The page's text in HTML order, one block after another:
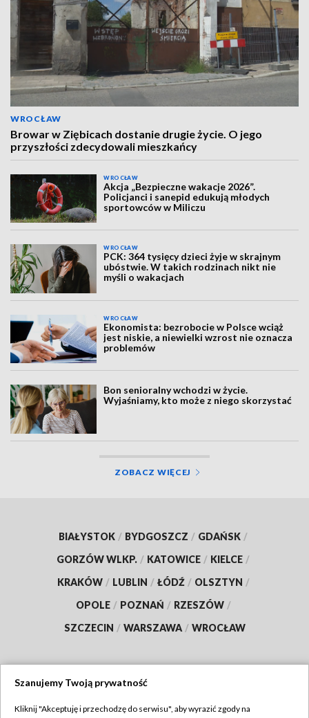
WROCŁAW
Browar w Ziębicach dostanie drugie życie. O jego
przyszłości zdecydowali mieszkańcy
WROCŁAW
Akcja „Bezpieczne wakacje 2026”.
Policjanci i sanepid edukują młodych
sportowców w Miliczu
WROCŁAW
PCK: 364 tysięcy dzieci żyje w skrajnym
ubóstwie. W takich rodzinach nikt nie
myśli o wakacjach
WROCŁAW
Ekonomista: bezrobocie w Polsce wciąż
jest niskie, a niewielki wzrost nie oznacza
problemów
Bon senioralny wchodzi w życie.
Wyjaśniamy, kto może z niego skorzystać
ZOBACZ WIĘCEJ
BIAŁYSTOK / BYDGOSZCZ / GDAŃSK /
GORZÓW WLKP. / KATOWICE / KIELCE /
KRAKÓW / LUBLIN / ŁÓDŹ / OLSZTYN /
OPOLE / POZNAŃ / RZESZÓW /
SZCZECIN / WARSZAWA / WROCŁAW
Szanujemy Twoją prywatność
Kliknij "Akceptuję i przechodzę do serwisu", aby wyrazić zgody na